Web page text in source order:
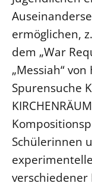
ermöglichen,
dem „War
„Messiah“
Spurensuche
Schülerinnen
verschiedener